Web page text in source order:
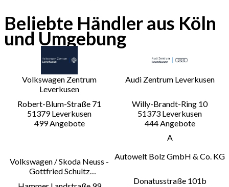
Beliebte Händler aus Köln
und Umgebung
Volkswagen Zentrum
Leverkusen
Audi Zentrum Leverkusen
Volkswagen / Skoda Neuss -
Gottfried Schultz
A
Autowelt Bolz GmbH & Co. KG